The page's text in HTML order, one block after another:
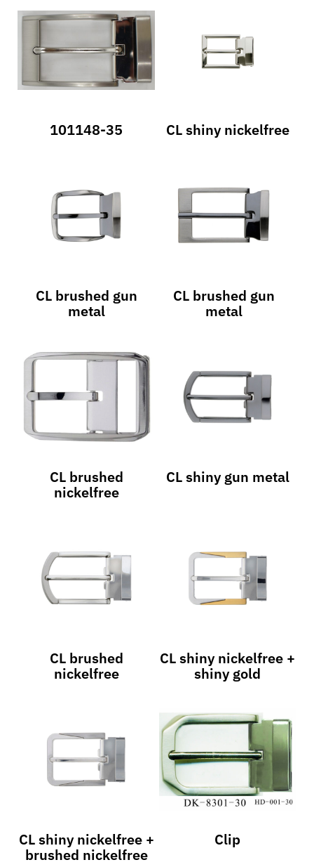
101148-35 CL shiny nickelfree
CL brushed gun
metal
CL brushed gun
metal
CL brushed
nickelfree
CL shiny gun metal
CL brushed
nickelfree
CL shiny nickelfree +
shiny gold
CL shiny nickelfree +
brushed nickelfree
Clip